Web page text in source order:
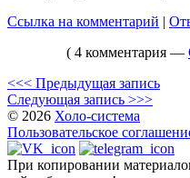
Ссылка на комментарий |
( 4 комментария —
<<< Предыдущая запись
Следующая запись >>>
© 2026 Холо-система
Пользовательское
При копировании